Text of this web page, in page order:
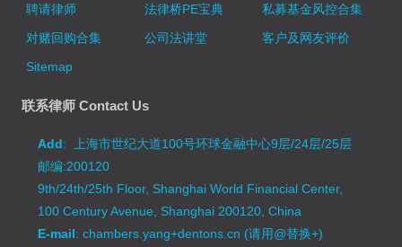
聘请律师
法律桥PE宝典
私募基金风控合集
对赌回购合集
公司法讲堂
客户及网友评价
Sitemap
联系律师 Contact Us
Add: 上海市世纪大道100号环球金融中心9层/24层/25层
邮编:200120
9th/24th/25th Floor, Shanghai World Financial Center,
100 Century Avenue, Shanghai 200120, China
E-mail: chambers.yang+dentons.cn (请用@替换+)